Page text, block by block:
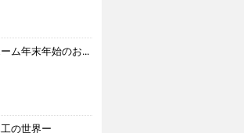
ム年末年始のお...
の世界ー